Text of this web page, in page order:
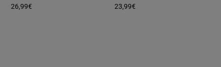
26,99€ 23,99€